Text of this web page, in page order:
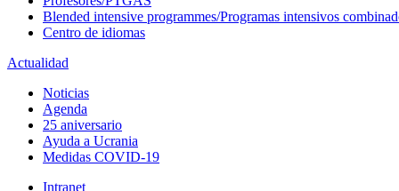
Blended intensive programmes/Programas intensivos
Centro de idiomas
Actualidad
Noticias
Agenda
25 aniversario
Ayuda a Ucrania
Medidas COVID-19
Intranet